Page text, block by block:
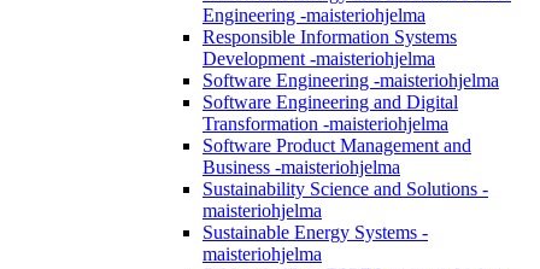
Engineering -maisteriohjelma
Responsible Information Systems
Development -maisteriohjelma
Software Engineering -maisteriohjelma
Software Engineering and Digital
Transformation -maisteriohjelma
Software Product Management and
Business -maisteriohjelma
Sustainability Science and Solutions -
maisteriohjelma
Sustainable Energy Systems -
maisteriohjelma